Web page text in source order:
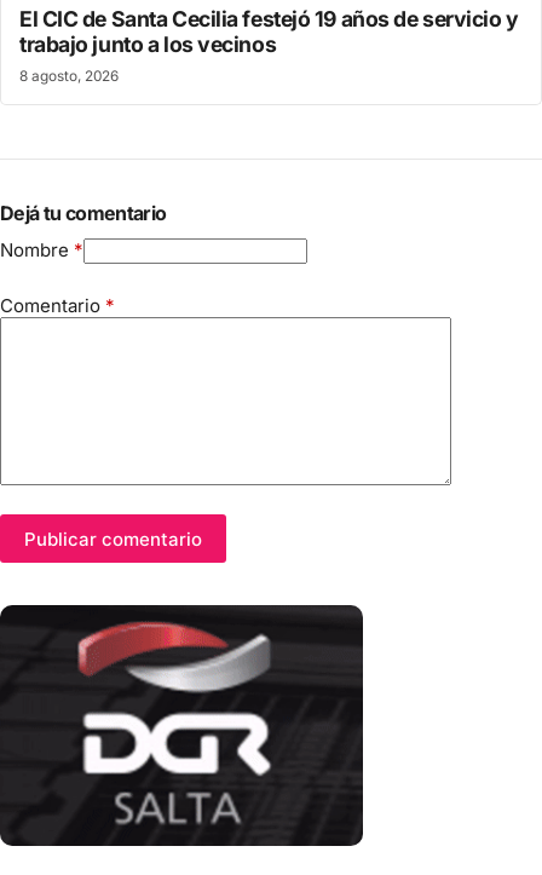
El CIC de Santa Cecilia festejó 19 años de servicio y
trabajo junto a los vecinos
8 agosto, 2026
Dejá tu comentario
Nombre *
Comentario *
Publicar comentario